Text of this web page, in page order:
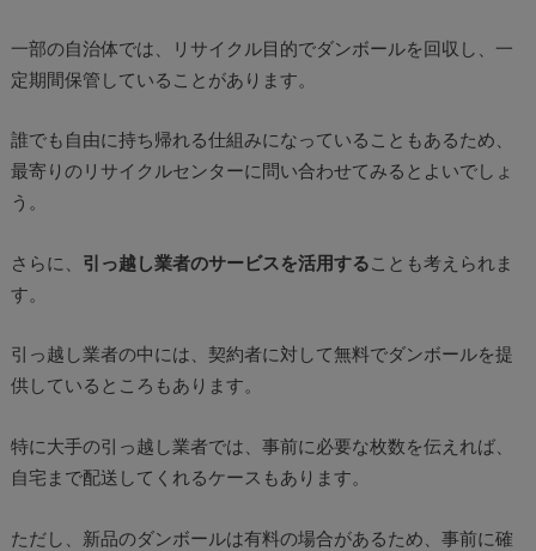
一部の自治体では、リサイクル目的でダンボールを回収し、一
定期間保管していることがあります。
誰でも自由に持ち帰れる仕組みになっていることもあるため、
最寄りのリサイクルセンターに問い合わせてみるとよいでしょ
う。
さらに、 引っ越し業者のサービスを活用する ことも考えられま
す。
引っ越し業者の中には、契約者に対して無料でダンボールを提
供しているところもあります。
特に大手の引っ越し業者では、事前に必要な枚数を伝えれば、
自宅まで配送してくれるケースもあります。
ただし、新品のダンボールは有料の場合があるため、事前に確